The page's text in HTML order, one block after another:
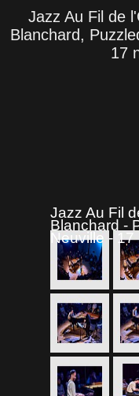
Jazz Au Fil de
Blanchard,
17
Jazz Au Fil
Blanchard -
Neuville -